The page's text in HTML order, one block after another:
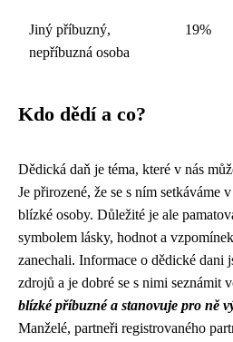
Jiný příbuzný,
nepříbuzná osoba
19%
Kdo dědí a co?
Dědická daň je téma, které v nás
Je přirozené, že se s ním setkáváme
blízké osoby. Důležité je ale
symbolem lásky, hodnot a
zanechali. Informace o dědické dani
zdrojů a je dobré se s nimi seznámit
blízké příbuzné a stanovuje pro ně
Manželé, partneři registrovaného